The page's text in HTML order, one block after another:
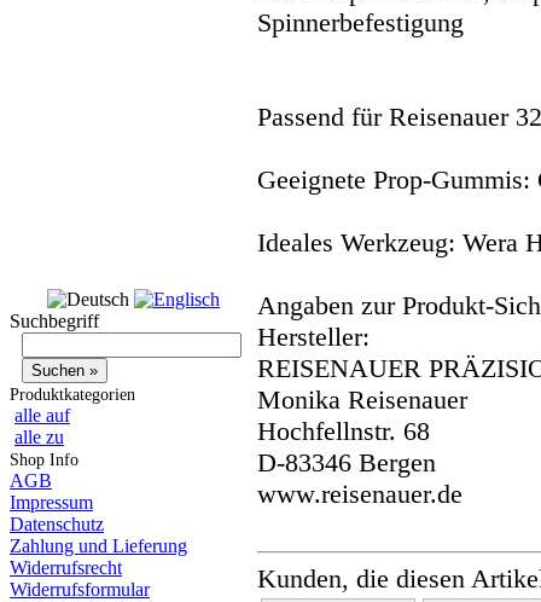
Suchbegriff
Produktkategorien
alle auf
alle zu
Shop Info
AGB
Impressum
Datenschutz
Zahlung und Lieferung
Widerrufsrecht
Widerrufsformular
Spinnerbefestigung
Passend für Reisenauer
Geeignete Prop-Gummis:
Ideales Werkzeug: Wera
Angaben zur Produkt-
Hersteller:
REISENAUER
Monika Reisenauer
Hochfellnstr. 68
D-83346 Bergen
www.reisenauer.de
Kunden, die diesen